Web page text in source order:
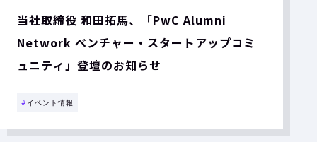
当社取締役 和田拓馬、「PwC Alumni
Network ベンチャー・スタートアップコミ
ュニティ」登壇のお知らせ
# イベント情報